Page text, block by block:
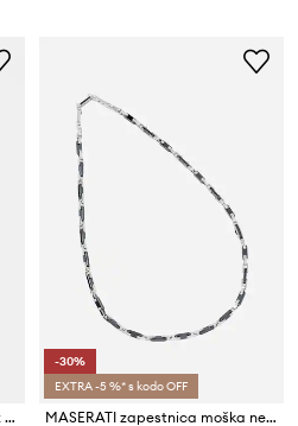
MASERATI zapestnica moška iz nerjavečega jekla s kristalom in keramiko
-30%
EXTRA -5 %* s kodo OFF
MASERATI zapestnica moška nerjaveče jeklo CERAMIC